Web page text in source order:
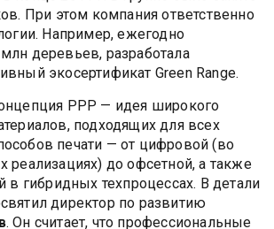
При этом компания ответственно
Например, ежегодно
деревьев, разработала
экосертификат Green Range.
PPP — идея широкого
подходящих для всех
печати — от цифровой (во
реализациях) до офсетной, а также
в гибридных техпроцессах. В детали
директор по развитию
. Он считает, что профессиональные